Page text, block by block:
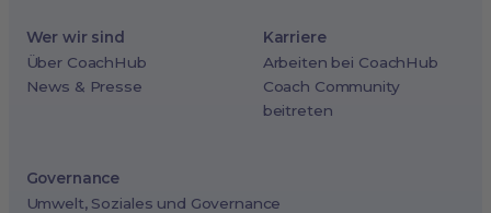
Wer wir sind
Über CoachHub
News & Presse
Karriere
Arbeiten bei CoachHub
Coach Community
beitreten
Governance
Umwelt, Soziales und Governance